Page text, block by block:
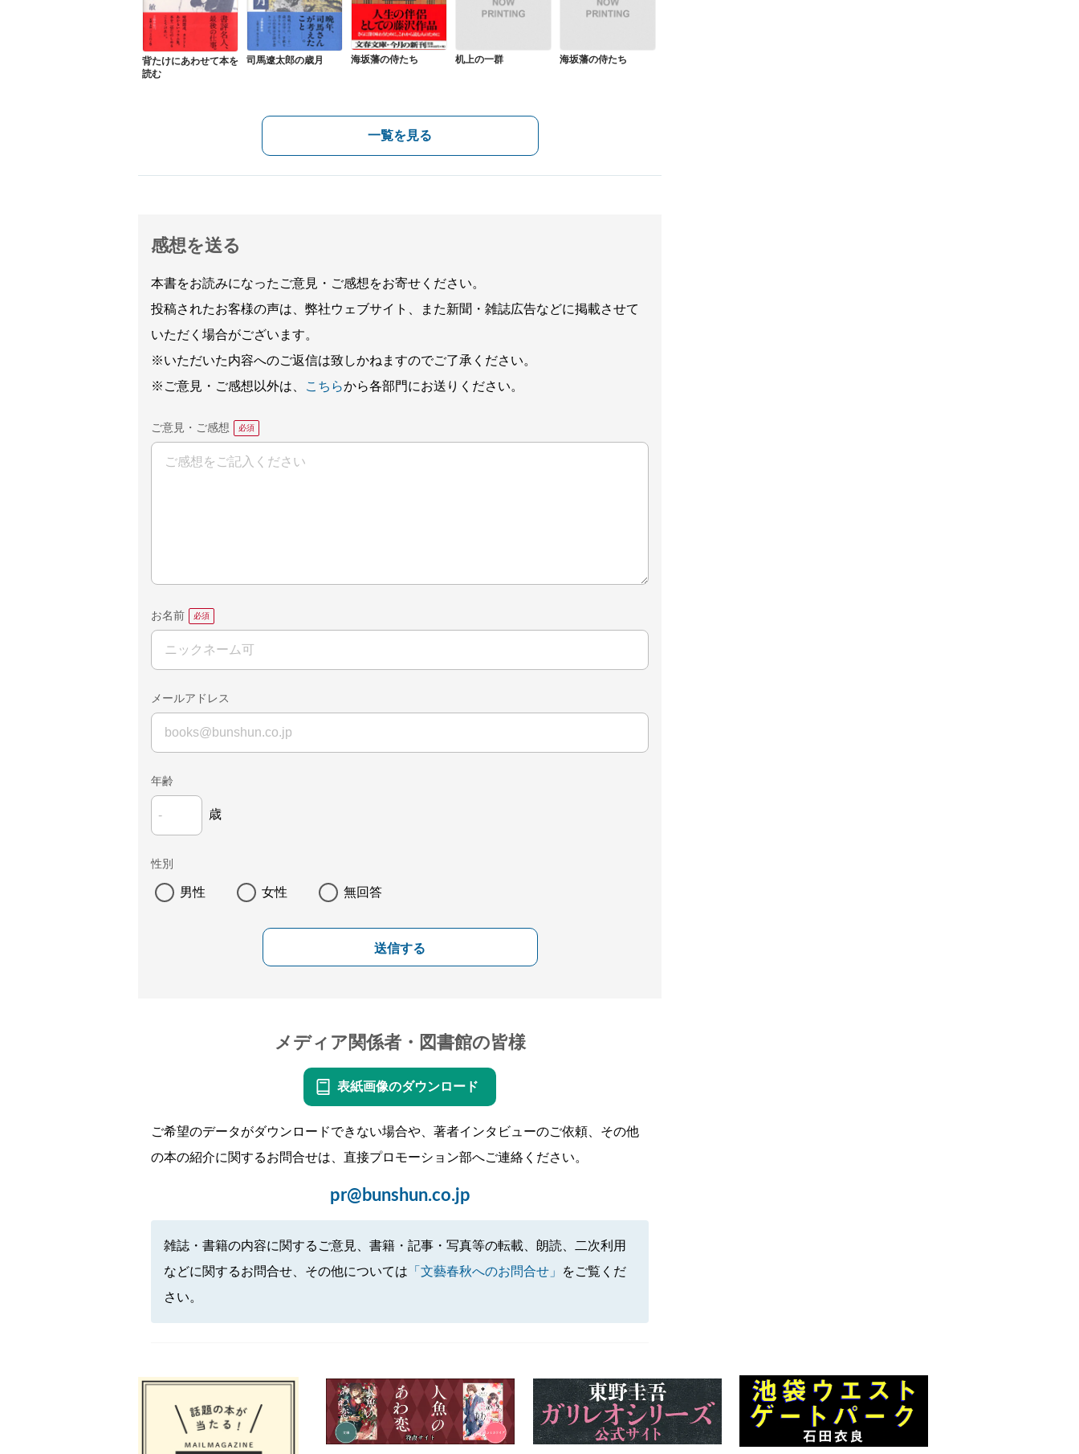
背たけにあわせて本を
読む
司馬遼太郎の歳月 海坂藩の侍たち 机上の一群 海坂藩の侍たち
一覧を見る
感想を送る
本書をお読みになったご意見・ご感想をお寄せください。
投稿されたお客様の声は、弊社ウェブサイト、また新聞・雑誌広告などに掲載させて
いただく場合がございます。
※いただいた内容へのご返信は致しかねますのでご了承ください。
※ご意見・ご感想以外は、
こちらから各部門にお送りください。
ご意見・ご感想
お名前
メールアドレス
年齢
歳
性別
男性 女性 無回答
送信する
メディア関係者・図書館の皆様
表紙画像のダウンロード
ご希望のデータがダウンロードできない場合や、著者インタビューのご依頼、その他
の本の紹介に関するお問合せは、直接プロモーション部へご連絡ください。
pr@bunshun.co.jp
雑誌・書籍の内容に関するご意見、書籍・記事・写真等の転載、朗読、二次利用
などに関するお問合せ、その他については 「文藝春秋へのお問合せ」
をご覧くだ
さい。